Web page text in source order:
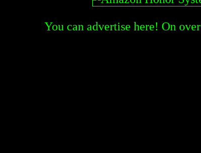
You can advertise here! On over